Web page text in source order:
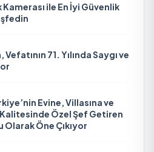
ile En İyi Güvenlik
71. Yılında Saygı ve
Evine, Villasına ve
Özel Şef Getiren
Öne Çıkıyor